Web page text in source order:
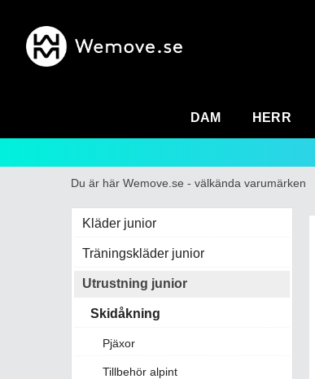
DAM HERR
Du är här Wemove.se - välkända varumärken
Kläder junior
Träningskläder junior
Utrustning junior
Skidåkning
Pjäxor
Tillbehör alpint